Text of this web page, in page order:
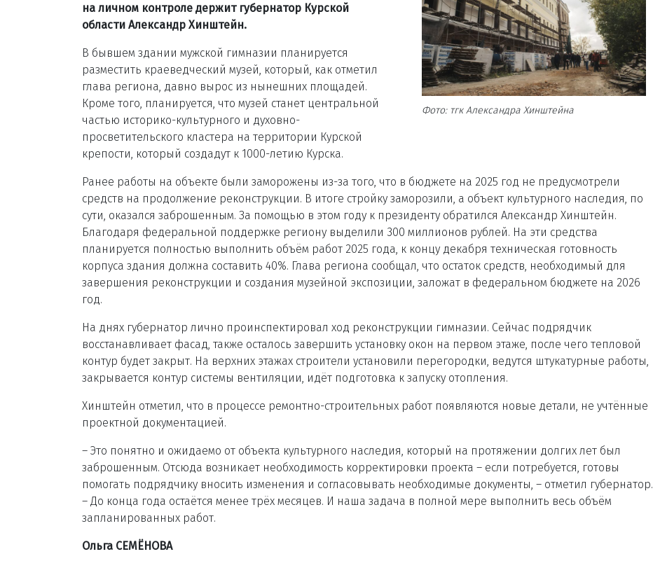
Фото: тгк Александра Хинштейна
на личном контроле держит губернатор Курской
области Александр Хинштейн.
В бывшем здании мужской гимназии планируется
разместить краеведческий музей, который, как отметил
глава региона, давно вырос из нынешних площадей.
Кроме того, планируется, что музей станет центральной
частью историко-культурного и духовно-
просветительского кластера на территории Курской
крепости, который создадут к 1000-летию Курска.
Ранее работы на объекте были заморожены из-за того, что в бюджете на 2025 год не предусмотрели
средств на продолжение реконструкции. В итоге стройку заморозили, а объект культурного наследия, по
сути, оказался заброшенным. За помощью в этом году к президенту обратился Александр Хинштейн.
Благодаря федеральной поддержке региону выделили 300 миллионов рублей. На эти средства
планируется полностью выполнить объём работ 2025 года, к концу декабря техническая готовность
корпуса здания должна составить 40%. Глава региона сообщал, что остаток средств, необходимый для
завершения реконструкции и создания музейной экспозиции, заложат в федеральном бюджете на 2026
год.
На днях губернатор лично проинспектировал ход реконструкции гимназии. Сейчас подрядчик
восстанавливает фасад, также осталось завершить установку окон на первом этаже, после чего тепловой
контур будет закрыт. На верхних этажах строители установили перегородки, ведутся штукатурные работы,
закрывается контур системы вентиляции, идёт подготовка к запуску отопления.
Хинштейн отметил, что в процессе ремонтно-строительных работ появляются новые детали, не учтённые
проектной документацией.
– Это понятно и ожидаемо от объекта культурного наследия, который на протяжении долгих лет был
заброшенным. Отсюда возникает необходимость корректировки проекта – если потребуется, готовы
помогать подрядчику вносить изменения и согласовывать необходимые документы, – отметил губернатор.
– До конца года остаётся менее трёх месяцев. И наша задача в полной мере выполнить весь объём
запланированных работ.
Ольга СЕМЁНОВА